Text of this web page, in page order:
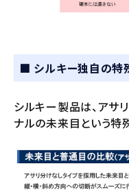
■ シルキー独自の特
シルキー製品は、アサ
ナルの未来目という特